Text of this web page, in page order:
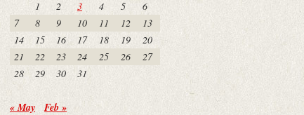
1 2 3 4 5
6
7
8 9 10 11 12
13
14
15 16 17 18 19
20
21
22 23 24 25 26
27
28
29 30 31
« May Feb »